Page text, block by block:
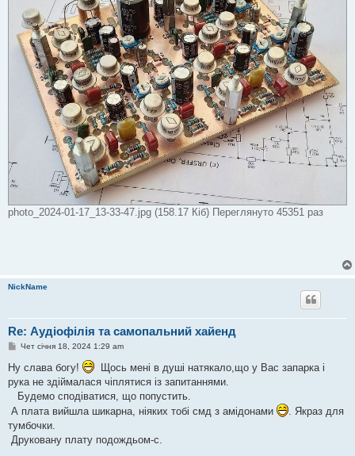
photo_2024-01-17_13-33-47.jpg (158.17 Кіб) Переглянуто 45351 раз
NickName
Re: Аудіофілія та самопальний хайенд
П
в
і
д
о
м
л
е
н
н
Чет січня 18, 2024 1:29 am
Ну слава богу!
Щось мені в душі натякало,що у Вас запарка і
рука не здіймалася чіплятися із запитаннями.
Будемо сподіватися, що попустить.
А плата вийшла шикарна, ніяких тобі смд з амідонами
. Якраз для
тумбочки.
Друковану плату подождьом-с.